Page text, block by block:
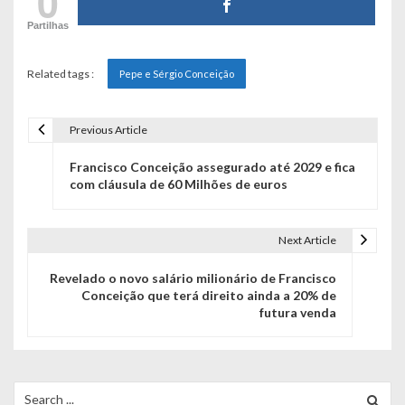
Partilhas
Related tags : Pepe e Sérgio Conceição
Previous Article
Francisco Conceição assegurado até 2029 e fica
com cláusula de 60 Milhões de euros
Next Article
Revelado o novo salário milionário de Francisco
Conceição que terá direito ainda a 20% de
futura venda